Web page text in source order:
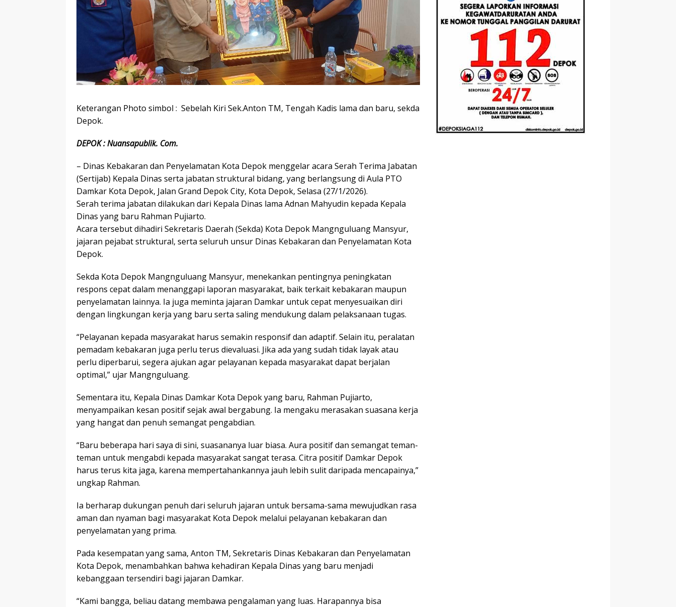
Keterangan Photo simbol : Sebelah Kiri Sek.Anton TM, Tengah Kadis lama dan baru, sekda
Depok.
DEPOK : Nuansapublik. Com.
– Dinas Kebakaran dan Penyelamatan Kota Depok menggelar acara Serah Terima Jabatan
(Sertijab) Kepala Dinas serta jabatan struktural bidang, yang berlangsung di Aula PTO
Damkar Kota Depok, Jalan Grand Depok City, Kota Depok, Selasa (27/1/2026).
Serah terima jabatan dilakukan dari Kepala Dinas lama Adnan Mahyudin kepada Kepala
Dinas yang baru Rahman Pujiarto.
Acara tersebut dihadiri Sekretaris Daerah (Sekda) Kota Depok Mangnguluang Mansyur,
jajaran pejabat struktural, serta seluruh unsur Dinas Kebakaran dan Penyelamatan Kota
Depok.
Sekda Kota Depok Mangnguluang Mansyur, menekankan pentingnya peningkatan
respons cepat dalam menanggapi laporan masyarakat, baik terkait kebakaran maupun
penyelamatan lainnya. Ia juga meminta jajaran Damkar untuk cepat menyesuaikan diri
dengan lingkungan kerja yang baru serta saling mendukung dalam pelaksanaan tugas.
“Pelayanan kepada masyarakat harus semakin responsif dan adaptif. Selain itu, peralatan
pemadam kebakaran juga perlu terus dievaluasi. Jika ada yang sudah tidak layak atau
perlu diperbarui, segera ajukan agar pelayanan kepada masyarakat dapat berjalan
optimal,” ujar Mangnguluang.
Sementara itu, Kepala Dinas Damkar Kota Depok yang baru, Rahman Pujiarto,
menyampaikan kesan positif sejak awal bergabung. Ia mengaku merasakan suasana kerja
yang hangat dan penuh semangat pengabdian.
“Baru beberapa hari saya di sini, suasananya luar biasa. Aura positif dan semangat teman-
teman untuk mengabdi kepada masyarakat sangat terasa. Citra positif Damkar Depok
harus terus kita jaga, karena mempertahankannya jauh lebih sulit daripada mencapainya,”
ungkap Rahman.
Ia berharap dukungan penuh dari seluruh jajaran untuk bersama-sama mewujudkan rasa
aman dan nyaman bagi masyarakat Kota Depok melalui pelayanan kebakaran dan
penyelamatan yang prima.
Pada kesempatan yang sama, Anton TM, Sekretaris Dinas Kebakaran dan Penyelamatan
Kota Depok, menambahkan bahwa kehadiran Kepala Dinas yang baru menjadi
kebanggaan tersendiri bagi jajaran Damkar.
“Kami bangga, beliau datang membawa pengalaman yang luas. Harapannya bisa
Penjelasan
Ilmiahnya
Augmented
Reality
Tahun Ajaran
2026-2027